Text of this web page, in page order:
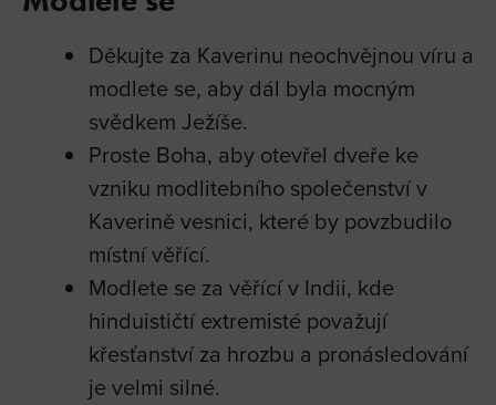
Děkujte za Kaverinu neochvějnou víru a
modlete se, aby dál byla mocným
svědkem Ježíše.
Proste Boha, aby otevřel dveře ke
vzniku modlitebního společenství v
Kaverině vesnici, které by povzbudilo
místní věřící.
Modlete se za věřící v Indii, kde
hinduističtí extremisté považují
křesťanství za hrozbu a pronásledování
je velmi silné.